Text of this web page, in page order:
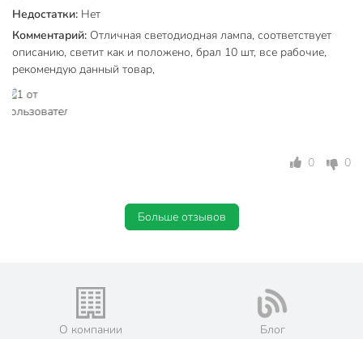
Габариты упаковки
Недостатки: Нет
Комментарий: Отличная светодиодная лампа, соответствует
описанию, светит как и положено, брал 10 шт, все рабочие,
рекомендую данный товар,
0 0
Больше отзывов
О компании Блог